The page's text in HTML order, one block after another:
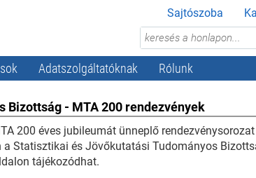
Sajtószoba
Adatszolgáltatóknak Rólunk
- MTA 200 rendezvények
200 éves jubileumát ünneplő rendezvénysorozat
a Statisztikai és Jövőkutatási Tudományos
tájékozódhat.